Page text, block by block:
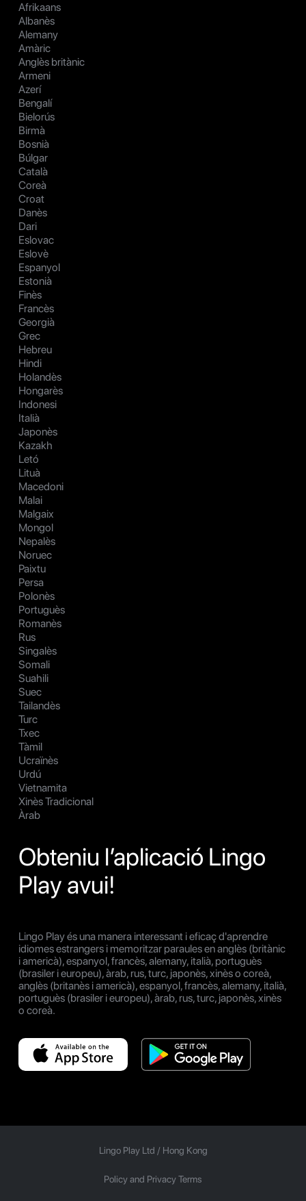
Afrikaans
Albanès
Alemany
Amàric
Anglès britànic
Armeni
Azerí
Bengalí
Bielorús
Birmà
Bosnià
Búlgar
Català
Coreà
Croat
Danès
Dari
Eslovac
Eslovè
Espanyol
Estonià
Finès
Francès
Georgià
Grec
Hebreu
Hindi
Holandès
Hongarès
Indonesi
Italià
Japonès
Kazakh
Letó
Lituà
Macedoni
Malai
Malgaix
Mongol
Nepalès
Noruec
Paixtu
Persa
Polonès
Portuguès
Romanès
Rus
Singalès
Somali
Suahili
Suec
Tailandès
Turc
Txec
Tàmil
Ucraïnès
Urdú
Vietnamita
Xinès Tradicional
Àrab
Obteniu l’aplicació Lingo
Play avui!
Lingo Play és una manera interessant i eficaç d'aprendre
idiomes estrangers i memoritzar paraules en anglès (britànic
i americà), espanyol, francès, alemany, italià, portuguès
(brasiler i europeu), àrab, rus, turc, japonès, xinès o coreà,
anglès (britanès i americà), espanyol, francès, alemany, italià,
portuguès (brasiler i europeu), àrab, rus, turc, japonès, xinès
o coreà.
Lingo Play Ltd / Hong Kong
Policy and Privacy Terms